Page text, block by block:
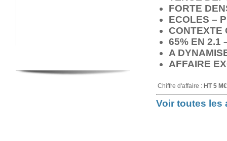
FORTE
ECOLES –
CONTEXTE
65% EN 2.1
A
AFFAIRE
Chiffre d'affaire : HT 5
Voir toutes les